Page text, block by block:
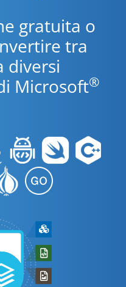
gratuita o
tra
diversi
Microsoft®